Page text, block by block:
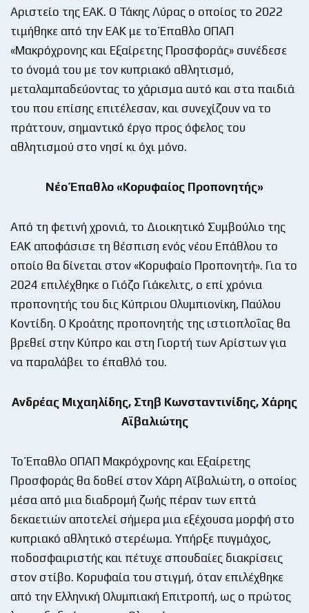
Αριστείο της ΕΑΚ. Ο Τάκης Λύρας ο οποίος το 2022
τιμήθηκε από την ΕΑΚ με το Έπαθλο ΟΠΑΠ
«Μακρόχρονης και Εξαίρετης Προσφοράς» συνέδεσε
το όνομά του με τον κυπριακό αθλητισμό,
μεταλαμπαδεύοντας το χάρισμα αυτό και στα παιδιά
του που επίσης επιτέλεσαν, και συνεχίζουν να το
πράττουν, σημαντικό έργο προς όφελος του
αθλητισμού στο νησί κι όχι μόνο.
Νέο Έπαθλο «Κορυφαίος Προπονητής»
Από τη φετινή χρονιά, το Διοικητικό Συμβούλιο της
ΕΑΚ αποφάσισε τη θέσπιση ενός νέου Επάθλου το
οποίο θα δίνεται στον «Κορυφαίο Προπονητή». Για το
2024 επιλέχθηκε ο Γιόζο Γιάκελιτς, ο επί χρόνια
προπονητής του δις Κύπριου Ολυμπιονίκη, Παύλου
Κοντίδη. Ο Κροάτης προπονητής της ιστιοπλοΐας θα
βρεθεί στην Κύπρο και στη Γιορτή των Αρίστων για
να παραλάβει το έπαθλό του.
Ανδρέας Μιχαηλίδης, Στηβ Κωνσταντινίδης, Χάρης
Αϊβαλιώτης
Το Έπαθλο ΟΠΑΠ Μακρόχρονης και Εξαίρετης
Προσφοράς θα δοθεί στον Χάρη Αϊβαλιώτη, ο οποίος
μέσα από μια διαδρομή ζωής πέραν των επτά
δεκαετιών αποτελεί σήμερα μια εξέχουσα μορφή στο
κυπριακό αθλητικό στερέωμα. Υπήρξε πυγμάχος,
ποδοσφαιριστής και πέτυχε σπουδαίες διακρίσεις
στον στίβο. Κορυφαία του στιγμή, όταν επιλέχθηκε
από την Ελληνική Ολυμπιακή Επιτροπή, ως ο πρώτος